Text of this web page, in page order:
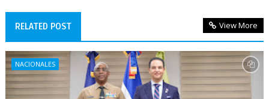
RELATED POST View More
NACIONALES